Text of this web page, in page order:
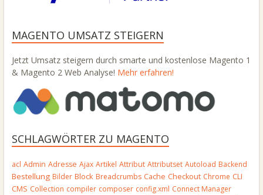
MAGENTO UMSATZ STEIGERN
Jetzt Umsatz steigern durch smarte und kostenlose Magento 1
& Magento 2 Web Analyse! Mehr erfahren!
SCHLAGWÖRTER ZU MAGENTO
acl Admin Adresse Ajax Artikel Attribut Attributset Autoload Backend
Bestellung Bilder Block Breadcrumbs Cache Checkout Chrome CLI
CMS Collection compiler composer config.xml Connect Manager